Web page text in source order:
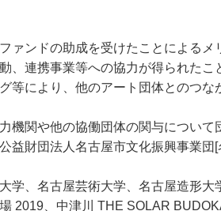
ァンドの助成を受けたことによるメ
、連携事業等への協力が得られたこ
等により、他のアート団体とのつな
機関や他の協働団体の関与について
益財団法人名古屋市文化振興事業
学、名古屋芸術大学、名古屋造形
2019、中津川 THE SOLAR